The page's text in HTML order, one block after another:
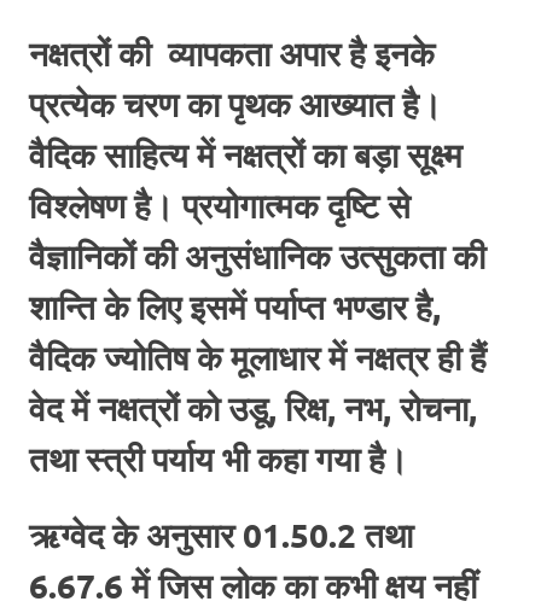
नक्षत्रों की व्यापकता अपार है इनके
प्रत्येक चरण का पृथक आख्यात है।
वैदिक साहित्य में नक्षत्रों का बड़ा सूक्ष्म
विश्लेषण है। प्रयोगात्मक दृष्टि से
वैज्ञानिकों की अनुसंधानिक उत्सुकता की
शान्ति के लिए इसमें पर्याप्त भण्डार है,
वैदिक ज्योतिष के मूलाधार में नक्षत्र ही हैं
वेद में नक्षत्रों को उडू, रिक्ष, नभ, रोचना,
तथा स्त्री पर्याय भी कहा गया है।
ऋग्वेद के अनुसार 01.50.2 तथा
6.67.6 में जिस लोक का कभी क्षय नहीं